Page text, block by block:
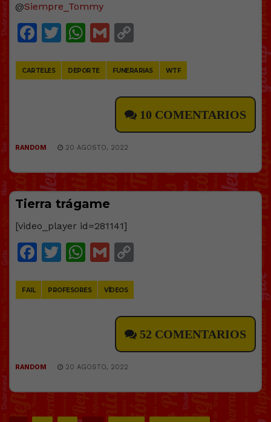
@Siempre_Tommy
Facebook
Twitter
WhatsApp
Gmail
CARTELES DEPORTE FUNERARIAS WTF
10 COMENTARIOS
RANDOM 20 AGOSTO, 2022
Tierra trágame
[video_player id=281141]
Facebook
Twitter
WhatsApp
Gmail
FAIL PROFESORES VÍDEOS
52 COMENTARIOS
RANDOM 20 AGOSTO, 2022